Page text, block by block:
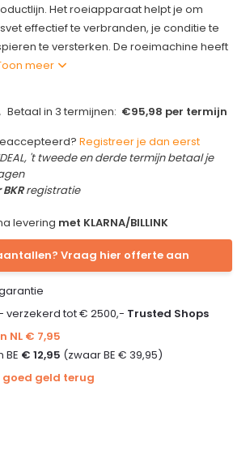
Het roeiapparaat helpt je om
effectief te verbranden, je conditie te
te versterken. De roeimachine heeft
meer
Betaal in 3 termijnen: €95,98 per termijn
Registreer je dan eerst
't tweede en derde termijn betaal je
registratie
levering met KLARNA/BILLINK
Vraag hier offerte aan
verzekerd tot € 2500,- Trusted Shops
NL € 7,95
€ 12,95 (zwaar BE € 39,95)
goed geld terug